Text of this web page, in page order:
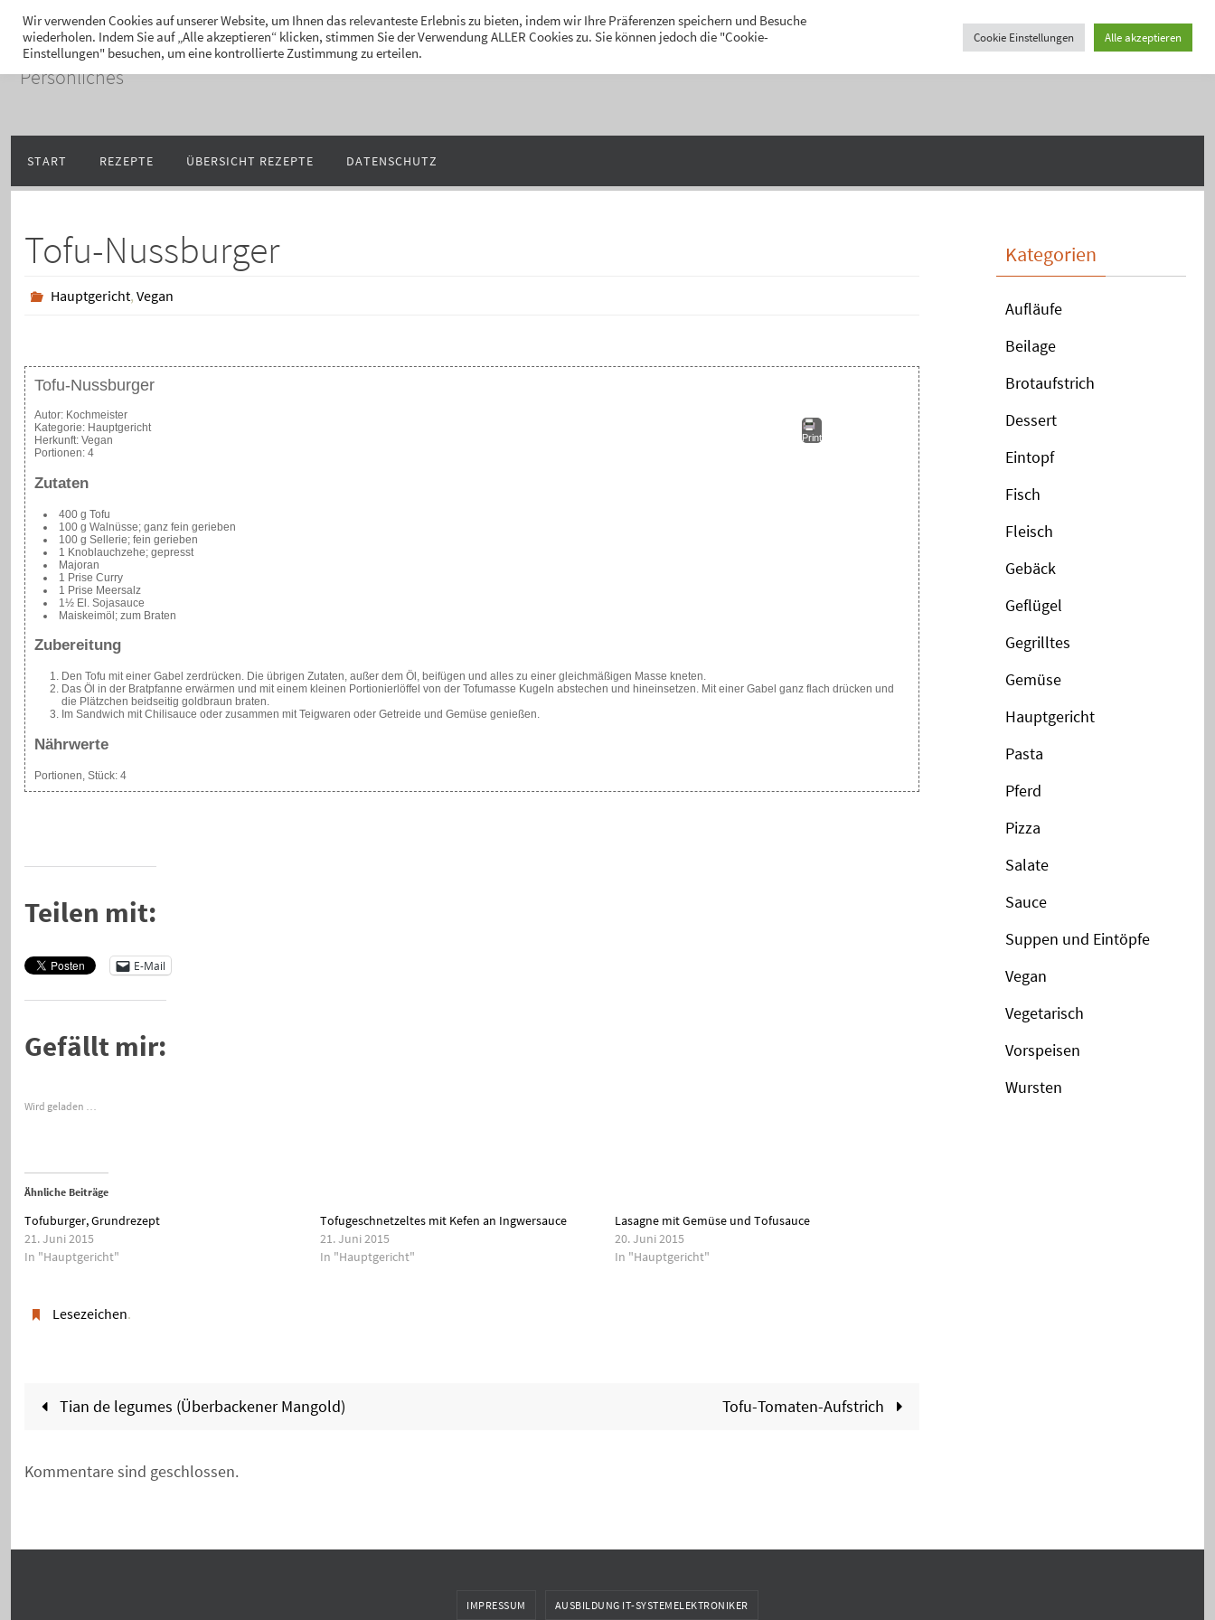
Zum
Inhalt
springen
Hans-Jürgen Lukaschik
Persönliches
Inhalt
springen
START REZEPTE ÜBERSICHT REZEPTE DATENSCHUTZ
Tofu-Nussburger
Hauptgericht, Vegan
Tofu-Nussburger
Print
Autor: Kochmeister
Kategorie: Hauptgericht
Herkunft: Vegan
Portionen: 4
Zutaten
400 g Tofu
100 g Walnüsse; ganz fein gerieben
100 g Sellerie; fein gerieben
1 Knoblauchzehe; gepresst
Majoran
1 Prise Curry
1 Prise Meersalz
1½ El. Sojasauce
Maiskeimöl; zum Braten
Zubereitung
Den Tofu mit einer Gabel zerdrücken. Die übrigen Zutaten, außer dem Öl, beifügen und alles zu einer gleichmäßigen Masse kneten.
Das Öl in der Bratpfanne erwärmen und mit einem kleinen Portionierlöffel von der Tofumasse Kugeln abstechen und hineinsetzen. Mit einer Gabel ganz flach drücken und
die Plätzchen beidseitig goldbraun braten.
Im Sandwich mit Chilisauce oder zusammen mit Teigwaren oder Getreide und Gemüse genießen.
Nährwerte
Portionen, Stück: 4
Teilen mit:
E-Mail
Gefällt mir:
Wird geladen …
Ähnliche Beiträge
Tofuburger, Grundrezept
21. Juni 2015
In "Hauptgericht"
Tofugeschnetzeltes mit Kefen an Ingwersauce
21. Juni 2015
In "Hauptgericht"
Lasagne mit Gemüse und Tofusauce
20. Juni 2015
In "Hauptgericht"
Lesezeichen.
Tian de legumes (Überbackener Mangold) Tofu-Tomaten-Aufstrich
Kommentare sind geschlossen.
Kategorien
Aufläufe
Beilage
Brotaufstrich
Dessert
Eintopf
Fisch
Fleisch
Gebäck
Geflügel
Gegrilltes
Gemüse
Hauptgericht
Pasta
Pferd
Pizza
Salate
Sauce
Suppen und Eintöpfe
Vegan
Vegetarisch
Vorspeisen
Wursten
IMPRESSUM AUSBILDUNG IT-SYSTEMELEKTRONIKER
Wir verwenden Cookies auf unserer Website, um Ihnen das relevanteste Erlebnis zu bieten, indem wir Ihre Präferenzen speichern und Besuche
wiederholen. Indem Sie auf „Alle akzeptieren“ klicken, stimmen Sie der Verwendung ALLER Cookies zu. Sie können jedoch die "Cookie-
Einstellungen" besuchen, um eine kontrollierte Zustimmung zu erteilen.
Cookie Einstellungen Alle akzeptieren